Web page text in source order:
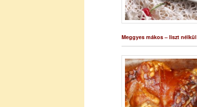
Meggyes mákos – liszt nélkül